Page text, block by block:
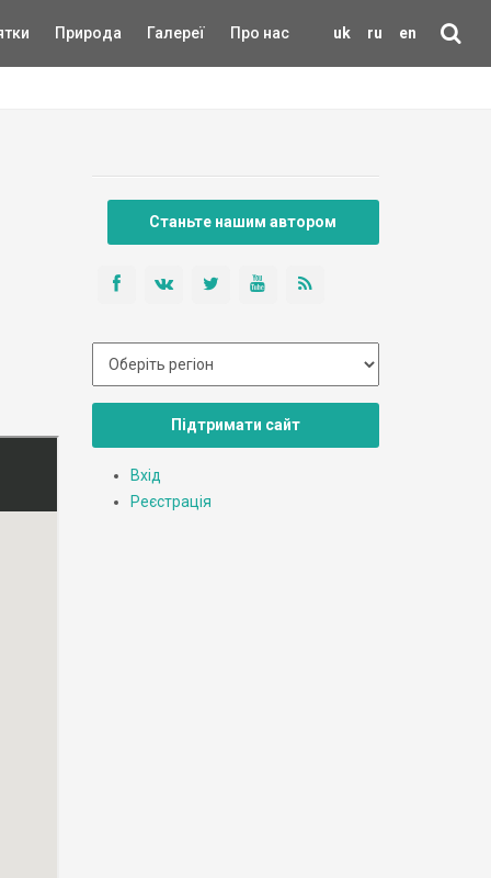
uk ru en
Природа Галереї Про нас
Станьте нашим автором
Підтримати сайт
Вхід
Реєстрація